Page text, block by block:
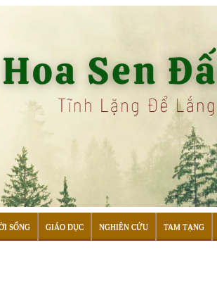
SỐNG GIÁO DỤC NGHIÊN CỨU TAM TẠNG